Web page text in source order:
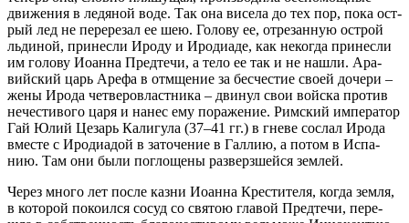
дви­же­ния в ле­дя­ной во­де. Так она ви­се­ла до тех пор, по­ка ост­
рый лед не пе­ре­ре­зал ее шею. Го­ло­ву ее, от­ре­зан­ную острой
ль­ди­ной, при­нес­ли Иро­ду и Иро­ди­а­де, как не­ко­г­да при­нес­ли
им го­ло­ву Ио­ан­на Пред­те­чи, а те­ло ее так и не на­шли. Ара­
вийский царь Аре­фа в от­мще­ние за бес­че­стие сво­ей до­че­ри –
же­ны Иро­да чет­ве­ро­власт­ни­ка – дви­нул свои вой­ска про­тив
не­че­сти­во­го ца­ря и на­нес ему по­ра­же­ние. Рим­ский им­пе­ра­тор
Гай Юлий Це­зарь Ка­ли­гу­ла (37–41 гг.) в гне­ве со­слал Иро­да
вме­сте с Иро­ди­а­дой в за­то­че­ние в Гал­лию, а по­том в Ис­па­
нию. Там они бы­ли по­г­ло­ще­ны раз­верз­шей­ся зем­лей.
Че­рез мно­го лет по­сле каз­ни Ио­ан­на Кре­сти­те­ля, ко­г­да зем­ля,
в ко­то­рой по­ко­ил­ся со­суд со свя­тою гла­вой Пред­те­чи, пе­ре­